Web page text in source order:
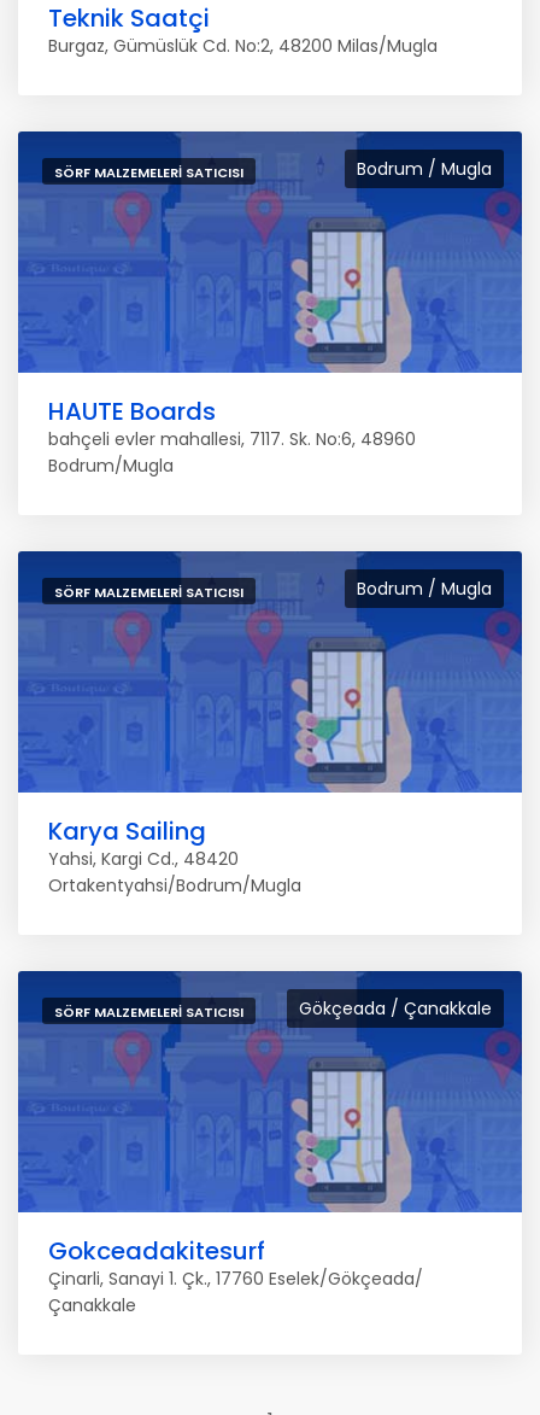
Teknik Saatçi
Burgaz, Gümüslük Cd. No:2, 48200 Milas/Mugla
Bodrum / Mugla
SÖRF MALZEMELERI SATICISI
HAUTE Boards
bahçeli evler mahallesi, 7117. Sk. No:6, 48960
Bodrum/Mugla
Bodrum / Mugla
SÖRF MALZEMELERI SATICISI
Karya Sailing
Yahsi, Kargi Cd., 48420
Ortakentyahsi/Bodrum/Mugla
Gökçeada / Çanakkale
SÖRF MALZEMELERI SATICISI
Gokceadakitesurf
Çinarli, Sanayi 1. Çk., 17760 Eselek/Gökçeada/
Çanakkale